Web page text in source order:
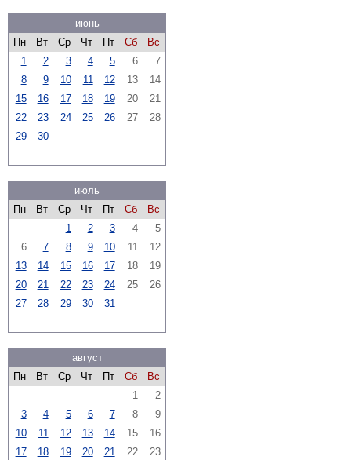
июнь
Пн
Вт Ср Чт Пт Сб
Вс
1
2 3 4 5 6
7
8
9 10 11 12 13
14
15
16 17 18 19 20
21
22
23 24 25 26 27
28
29
30
июль
Пн
Вт Ср Чт Пт Сб
Вс
1
2 3 4
5
6
7 8 9 10 11
12
13
14 15 16 17 18
19
20
21 22 23 24 25
26
27
28 29 30 31
август
Пн
Вт Ср Чт Пт Сб
Вс
1
2
3
4 5 6 7 8
9
10
11 12 13 14 15
16
17
18 19 20 21 22
23